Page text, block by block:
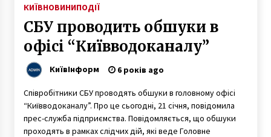
КИЇВНОВИНИПОДІЇ
СБУ проводить обшуки в
офісі “Київводоканалу”
КиївІнформ 6 років ago
Співробітники СБУ проводять обшуки в головному офісі
“Київводоканалу”. Про це сьогодні, 21 січня, повідомила
прес-служба підприємства. Повідомляється, що обшуки
проходять в рамках слідчих дій, які веде Головне